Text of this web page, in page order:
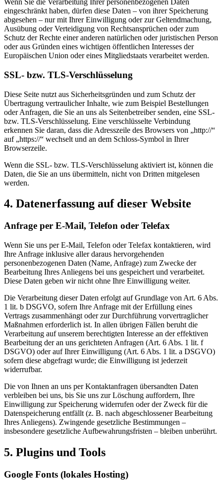
Wenn Sie die Verarbeitung Ihrer personenbezogenen Daten
eingeschränkt haben, dürfen diese Daten – von ihrer Speicherung
abgesehen – nur mit Ihrer Einwilligung oder zur Geltendmachung,
Ausübung oder Verteidigung von Rechtsansprüchen oder zum
Schutz der Rechte einer anderen natürlichen oder juristischen Person
oder aus Gründen eines wichtigen öffentlichen Interesses der
Europäischen Union oder eines Mitgliedstaats verarbeitet werden.
SSL- bzw. TLS-Verschlüsselung
Diese Seite nutzt aus Sicherheitsgründen und zum Schutz der
Übertragung vertraulicher Inhalte, wie zum Beispiel Bestellungen
oder Anfragen, die Sie an uns als Seitenbetreiber senden, eine SSL-
bzw. TLS-Verschlüsselung. Eine verschlüsselte Verbindung
erkennen Sie daran, dass die Adresszeile des Browsers von „http://“
auf „https://“ wechselt und an dem Schloss-Symbol in Ihrer
Browserzeile.
Wenn die SSL- bzw. TLS-Verschlüsselung aktiviert ist, können die
Daten, die Sie an uns übermitteln, nicht von Dritten mitgelesen
werden.
4. Datenerfassung auf dieser Website
Anfrage per E-Mail, Telefon oder Telefax
Wenn Sie uns per E-Mail, Telefon oder Telefax kontaktieren, wird
Ihre Anfrage inklusive aller daraus hervorgehenden
personenbezogenen Daten (Name, Anfrage) zum Zwecke der
Bearbeitung Ihres Anliegens bei uns gespeichert und verarbeitet.
Diese Daten geben wir nicht ohne Ihre Einwilligung weiter.
Die Verarbeitung dieser Daten erfolgt auf Grundlage von Art. 6 Abs.
1 lit. b DSGVO, sofern Ihre Anfrage mit der Erfüllung eines
Vertrags zusammenhängt oder zur Durchführung vorvertraglicher
Maßnahmen erforderlich ist. In allen übrigen Fällen beruht die
Verarbeitung auf unserem berechtigten Interesse an der effektiven
Bearbeitung der an uns gerichteten Anfragen (Art. 6 Abs. 1 lit. f
DSGVO) oder auf Ihrer Einwilligung (Art. 6 Abs. 1 lit. a DSGVO)
sofern diese abgefragt wurde; die Einwilligung ist jederzeit
widerrufbar.
Die von Ihnen an uns per Kontaktanfragen übersandten Daten
verbleiben bei uns, bis Sie uns zur Löschung auffordern, Ihre
Einwilligung zur Speicherung widerrufen oder der Zweck für die
Datenspeicherung entfällt (z. B. nach abgeschlossener Bearbeitung
Ihres Anliegens). Zwingende gesetzliche Bestimmungen –
insbesondere gesetzliche Aufbewahrungsfristen – bleiben unberührt.
5. Plugins und Tools
Google Fonts (lokales Hosting)